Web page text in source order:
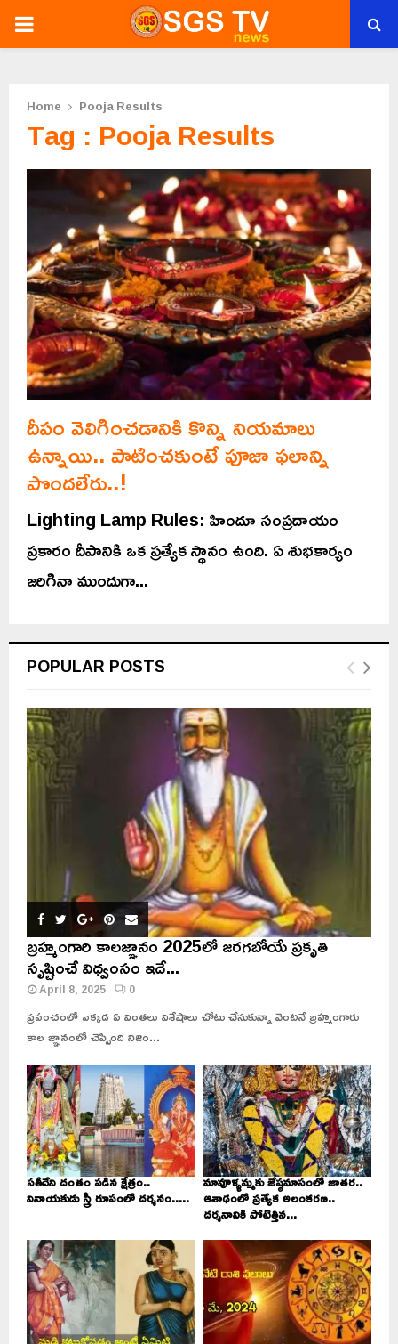
PRIMARY
Home Pooja Results
Tag : Pooja Results
దీపం వెలిగించడానికి కొన్ని నియమాలు
ఉన్నాయి.. పాటించకుంటే పూజా ఫలాన్ని
పొందలేరు..!
Lighting Lamp Rules: హిందూ సంప్రదాయం
ప్రకారం దీపానికి ఒక ప్రత్యేక స్థానం ఉంది. ఏ శుభకార్యం
జరిగినా ముందుగా...
POPULAR POSTS
బ్రహ్మంగారి కాలజ్ఞానం 2025లో జరగబోయే ప్రకృతి
సృష్టించే విధ్వంసం ఇదే...
April 8, 2025 0
ప్రపంచంలో ఎక్కడ ఏ వింతలు విశేషాలు చోటు చేసుకున్నా వెంటనే బ్రహ్మంగారు
కాల జ్ఞానంలో చెప్పింది నిజం...
సతీదేవి దంతం పడిన క్షేత్రం..
వినాయకుడు స్త్రీ రూపంలో దర్శనం.....
మావూళ్ళమ్మకు జేష్ఠమాసంలో జాతర..
ఆశాఢంలో ప్రత్యేక అలంకరణ..
దర్శనానికి పోటెత్తిన...